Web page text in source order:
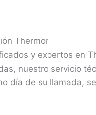
Thermor
y expertos en
nuestro servicio
día de su llamada,